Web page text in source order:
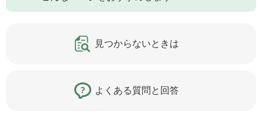
見つからないときは
よくある質問と回答